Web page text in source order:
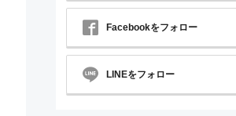
Facebookをフォロー
LINEをフォロー